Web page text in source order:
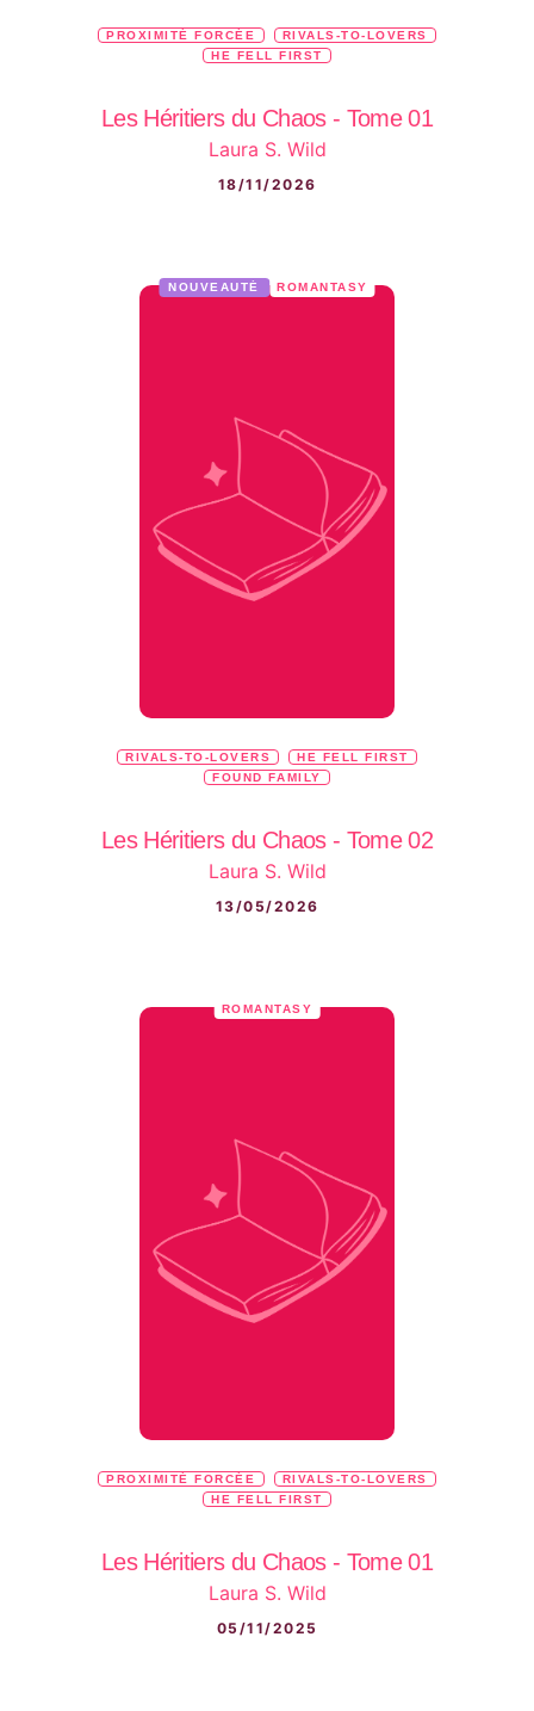
PROXIMITÉ FORCÉE
RIVALS-TO-LOVERS
HE FELL FIRST
Les Héritiers du Chaos - Tome 01
Laura S. Wild
18/11/2026
NOUVEAUTÉ ROMANTASY
RIVALS-TO-LOVERS
HE FELL FIRST
FOUND FAMILY
Les Héritiers du Chaos - Tome 02
Laura S. Wild
13/05/2026
ROMANTASY
PROXIMITÉ FORCÉE
RIVALS-TO-LOVERS
HE FELL FIRST
Les Héritiers du Chaos - Tome 01
Laura S. Wild
05/11/2025